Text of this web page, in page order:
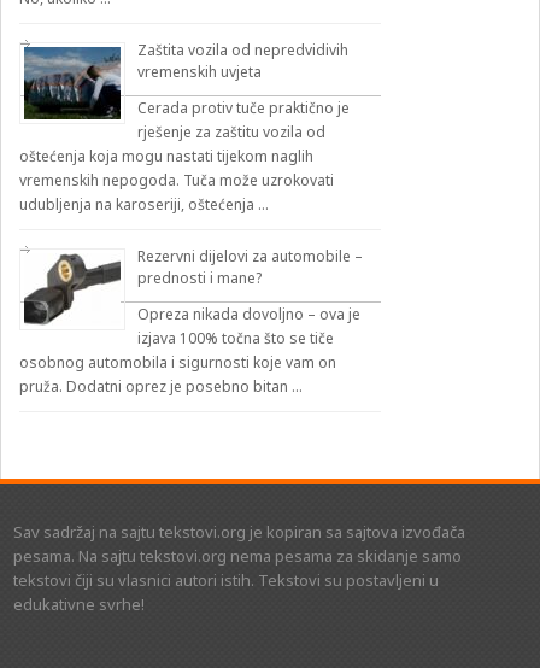
Zaštita vozila od nepredvidivih
vremenskih uvjeta
Cerada protiv tuče praktično je
rješenje za zaštitu vozila od
oštećenja koja mogu nastati tijekom naglih
vremenskih nepogoda. Tuča može uzrokovati
udubljenja na karoseriji, oštećenja …
Rezervni dijelovi za automobile –
prednosti i mane?
Opreza nikada dovoljno – ova je
izjava 100% točna što se tiče
osobnog automobila i sigurnosti koje vam on
pruža. Dodatni oprez je posebno bitan …
Sav sadržaj na sajtu tekstovi.org je kopiran sa sajtova izvođača
pesama. Na sajtu tekstovi.org nema pesama za skidanje samo
tekstovi čiji su vlasnici autori istih. Tekstovi su postavljeni u
edukativne svrhe!